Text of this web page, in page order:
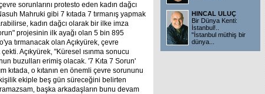
sorunlarını protesto eden kadın dağcı
Mahruki gibi 7 kıtada 7 tırmanış yapmak
kadın dağcı olarak bir ilke imza
projesinin ilk ayağı olan 5 bin 895
tırmanacak olan Açıkyürek, çevre
çekti. Açıkyürek, "Küresel ısınma sonucu
buzulları erimiş olacak. '7 Kıta 7 Sorun'
kıtada, o kıtanın en önemli çevre sorununu
kişilik ekiple beş gün süreceğini belirten
başka arkadaşların bunu devam
HINCAL ULUÇ
Bir Dünya Kenti:
İstanbul!..
"İstanbul müthiş bir
dünya...